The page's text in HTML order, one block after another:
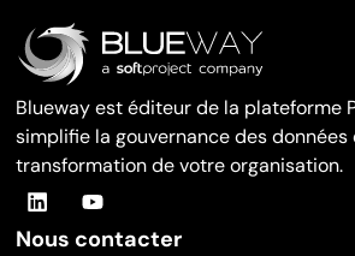
Blueway est éditeur de la plateforme
simplifie la gouvernance des
transformation de votre organisation.
Nous contacter